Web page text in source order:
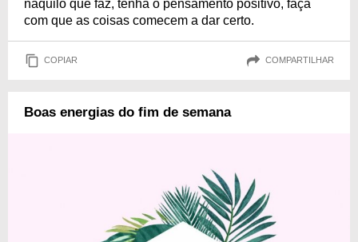
naquilo que faz, tenha o pensamento positivo, faça
com que as coisas comecem a dar certo.
COPIAR COMPARTILHAR
Boas energias do fim de semana